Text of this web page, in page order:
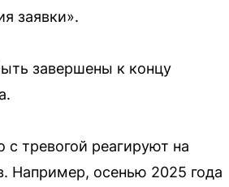
заявки».
завершены к концу
с тревогой реагируют на
Например, осенью 2025 года